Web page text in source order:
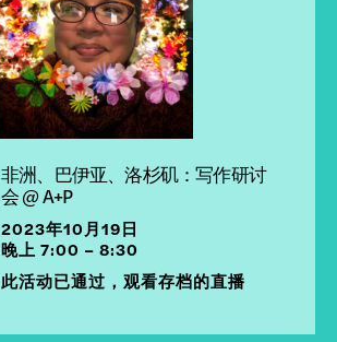
非洲、巴伊亚、洛杉矶：写作研讨
会 @ A+P
2023年10月19日
晚上 7:00 – 8:30
此活动已通过，观看存档的直播